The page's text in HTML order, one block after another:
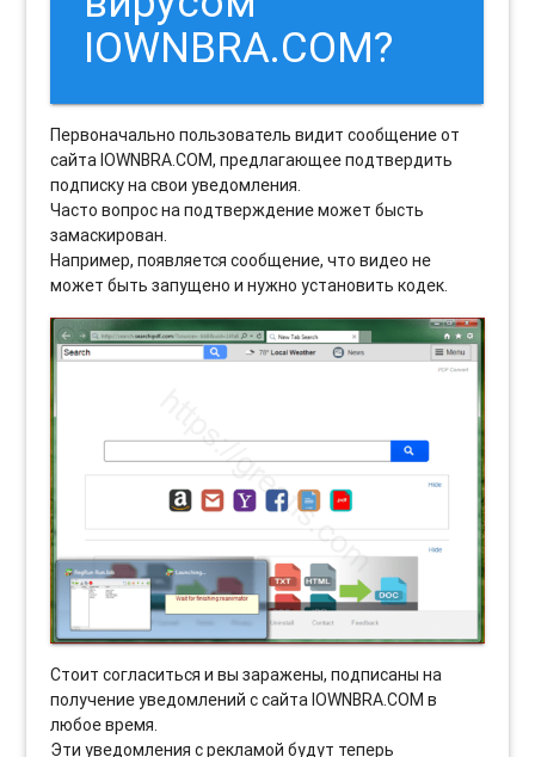
IOWNBRA.COM?
Первоначально пользователь видит сообщение от
сайта IOWNBRA.COM, предлагающее подтвердить
подписку на свои уведомления.
Часто вопрос на подтверждение может бысть
замаскирован.
Например, появляется сообщение, что видео не
может быть запущено и нужно установить кодек.
Стоит согласиться и вы заражены, подписаны на
получение уведомлений с сайта IOWNBRA.COM в
любое время.
Эти уведомления с рекламой будут теперь